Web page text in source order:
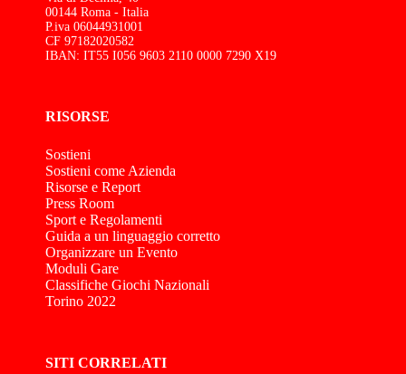
00144 Roma - Italia
P.iva 06044931001
CF 97182020582
IBAN: IT55 I056 9603 2110 0000 7290 X19
RISORSE
Sostieni
Sostieni come Azienda
Risorse e Report
Press Room
Sport e Regolamenti
Guida a un linguaggio corretto
Organizzare un Evento
Moduli Gare
Classifiche Giochi Nazionali
Torino 2022
SITI CORRELATI